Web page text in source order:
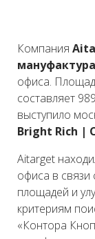
Компания
офиса.
составляет
выступило
Bright Rich |
Aitarget
офиса в
площадей и
критериям
«Контора